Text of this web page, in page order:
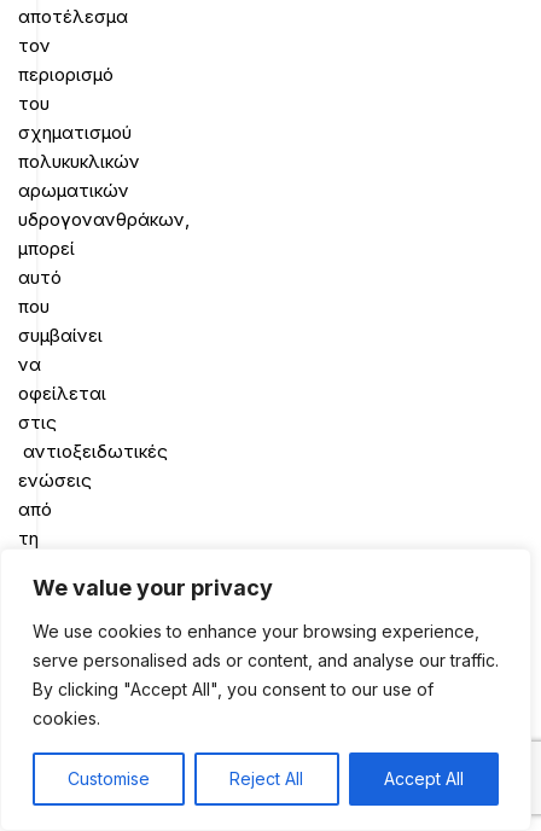
We value your privacy
We use cookies to enhance your browsing experience,
serve personalised ads or content, and analyse our traffic.
By clicking "Accept All", you consent to our use of
cookies.
Customise Reject All Accept All
αποτέλεσμα
τον
περιορισμό
του
σχηματισμού
πολυκυκλικών
αρωματικών
υδρογονανθράκων,
μπορεί
αυτό
που
συμβαίνει
να
οφείλεται
στις
αντιοξειδωτικές
ενώσεις
από
τη
της
μπύρας,
αναστέλλοντας
τα
μονοπάτια
ελευθέρων
ριζών
0